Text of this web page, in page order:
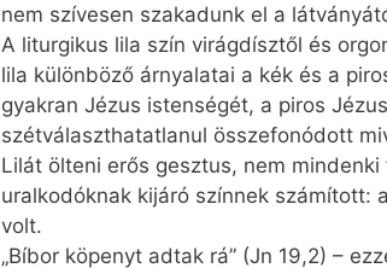
nem szívesen szakadunk el a
A liturgikus lila szín virágdísztől és
lila különböző árnyalatai a kék és a
gyakran Jézus istenségét, a piros
szétválaszthatatlanul összefonódott
Lilát ölteni erős gesztus, nem
uralkodóknak kijáró színnek
volt.
„Bíbor köpenyt adtak rá” (Jn 19,2) –